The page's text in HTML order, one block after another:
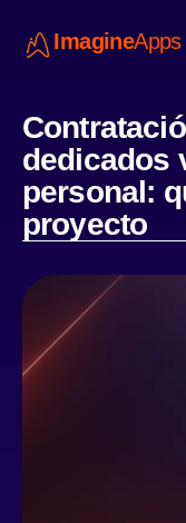
ImagineApps
dedicados
personal:
proyecto